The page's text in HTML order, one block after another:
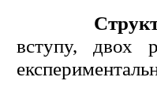
вступу, двох